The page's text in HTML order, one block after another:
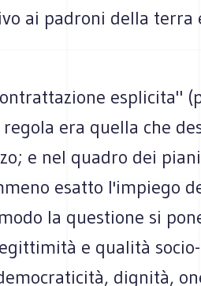
ai padroni della terra
esplicita"
era quella che
e nel quadro dei
esatto l'impiego
la questione si
e qualità
dignità,